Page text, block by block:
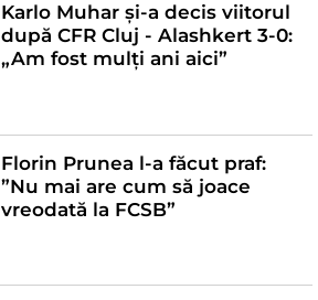
Karlo Muhar și-a decis viitorul
după CFR Cluj - Alashkert 3-0:
„Am fost mulți ani aici”
Florin Prunea l-a făcut praf:
”Nu mai are cum să joace
vreodată la FCSB”